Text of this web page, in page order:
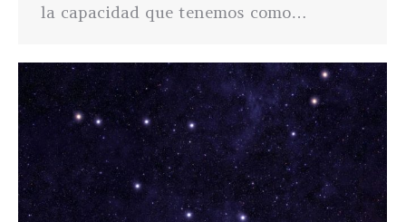
la capacidad que tenemos como…